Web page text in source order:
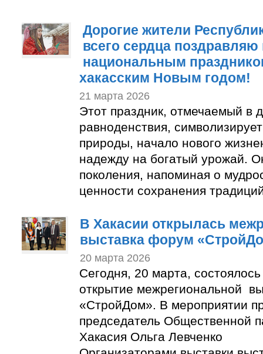
Дорогие жители
всего сердца поздравляю
национальным
хакасским Новым годом!
21 марта 2026
Этот праздник, отмечаемый в
равноденствия,
природы, начало нового
надежду на богатый урожай.
поколения, напоминая о
ценности сохранения
В Хакасии открылась
выставка форум
20 марта 2026
Сегодня, 20 марта,
открытие межрегиональной
«СтройДом». В мероприятии
председатель Общественной
Хакасия Ольга Левченко